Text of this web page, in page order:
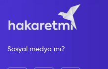
Sosyal medya mı?